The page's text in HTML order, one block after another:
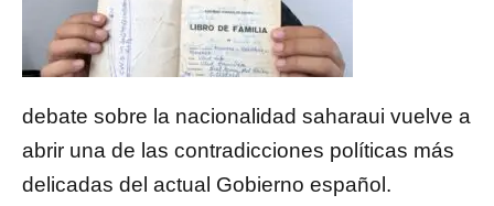
debate sobre la nacionalidad saharaui vuelve a
abrir una de las contradicciones políticas más
delicadas del actual Gobierno español.